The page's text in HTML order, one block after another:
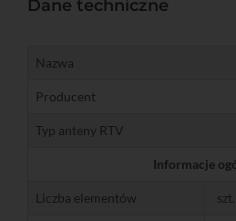
Dane techniczne
Nazwa
Producent
Typ anteny RTV
Informacje
Liczba elementów szt.